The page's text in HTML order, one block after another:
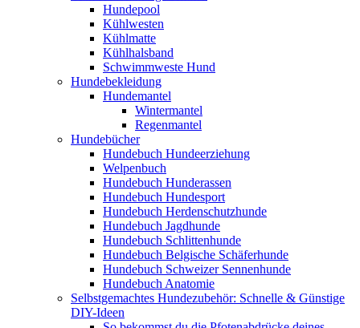
Hundepool
Kühlwesten
Kühlmatte
Kühlhalsband
Schwimmweste Hund
Hundebekleidung
Hundemantel
Wintermantel
Regenmantel
Hundebücher
Hundebuch Hundeerziehung
Welpenbuch
Hundebuch Hunderassen
Hundebuch Hundesport
Hundebuch Herdenschutzhunde
Hundebuch Jagdhunde
Hundebuch Schlittenhunde
Hundebuch Belgische Schäferhunde
Hundebuch Schweizer Sennenhunde
Hundebuch Anatomie
Selbstgemachtes Hundezubehör: Schnelle & Günstige
DIY-Ideen